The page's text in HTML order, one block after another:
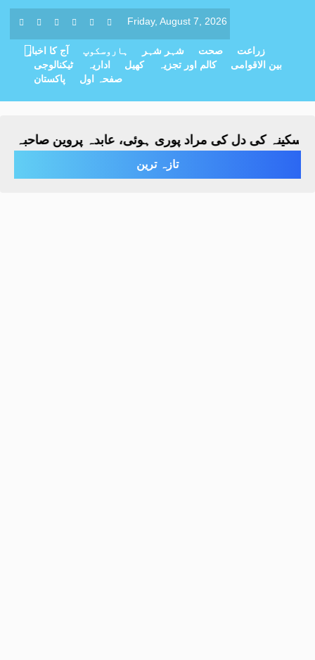
Friday, August 7, 2026
آج کا اخبار ہاروسکوپ شہر شہر صحت
زراعت
ٹیکنالوجی
اداریہ کھیل کالم اور تجزیہ
بین الاقوامی
پاکستان
صفحہ اول
کی دل کی مراد پوری ہوئی، عابدہ پروین صاحبہ نے
تازہ ترین